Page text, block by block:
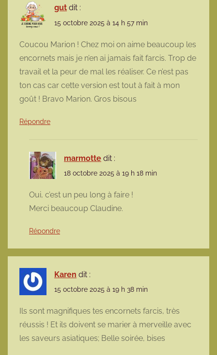
gut dit :
15 octobre 2025 à 14 h 57 min
Coucou Marion ! Chez moi on aime beaucoup les
encornets mais je n’en ai jamais fait farcis. Trop de
travail et la peur de mal les réaliser. Ce n’est pas
ton cas car cette version est tout à fait à mon
goût ! Bravo Marion. Gros bisous
Répondre
marmotte dit :
18 octobre 2025 à 19 h 18 min
Oui, c’est un peu long à faire !
Merci beaucoup Claudine.
Répondre
Karen dit :
15 octobre 2025 à 19 h 38 min
Ils sont magnifiques tes encornets farcis, très
réussis ! Et ils doivent se marier à merveille avec
les saveurs asiatiques; Belle soirée, bises